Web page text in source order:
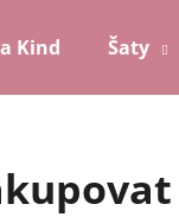
Kind Šaty